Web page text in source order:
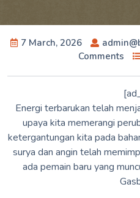
7 March, 2026
Comments
Energi terbarukan telah
upaya kita memerangi
ketergantungan kita pada
surya dan angin telah
ada pemain baru yang